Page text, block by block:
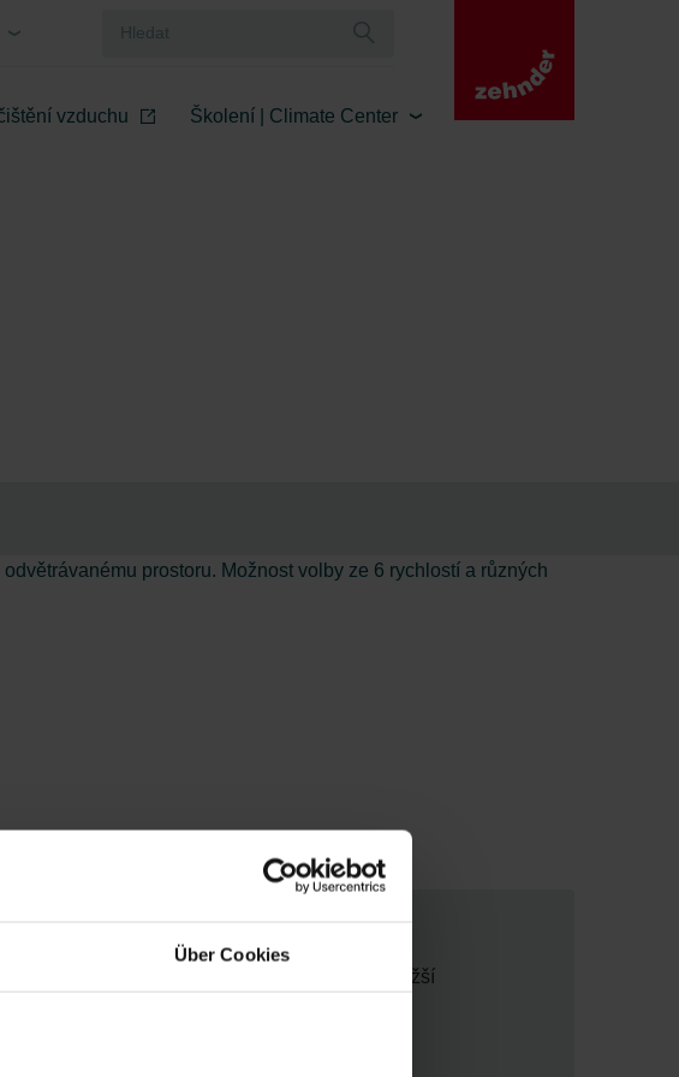
Über Cookies
vzduchu Školení | Climate Center
prostoru. Možnost volby ze 6 rychlostí a různých
Samika pracuje jen v případě potřeby -> nižší
po sejmutí čelního krytu otočením